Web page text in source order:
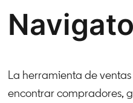
La herramienta de
encontrar compradores,